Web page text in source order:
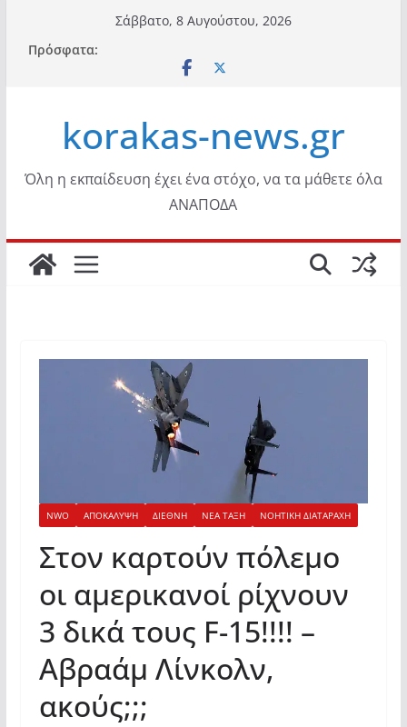
περιεχόμενο
Σάββατο, 8 Αυγούστου, 2026
Πρόσφατα:
korakas-news.gr
Όλη η εκπαίδευση έχει ένα στόχο, να τα μάθετε όλα
ΑΝΑΠΟΔΑ
NWO ΑΠΟΚΑΛΥΨΗ ΔΙΕΘΝΗ ΝΕΑ ΤΑΞΗ ΝΟΗΤΙΚΗ ΔΙΑΤΑΡΑΧΗ
Στον καρτούν πόλεμο
οι αμερικανοί ρίχνουν
3 δικά τους F-15!!!! –
Αβραάμ Λίνκολν,
ακούς;;;